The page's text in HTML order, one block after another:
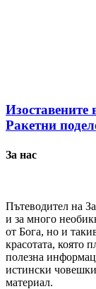
Изоставените
Ракетни
За нас
Пътеводител на
и за много
от Бога, но и
красотата, която
полезна
истински
материал.